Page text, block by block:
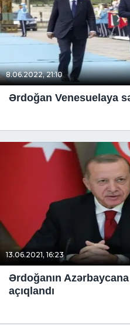
8.06.2022, 21:10
Ərdoğan Venesuelaya
13.06.2021, 16:23
Ərdoğanın
açıqlandı